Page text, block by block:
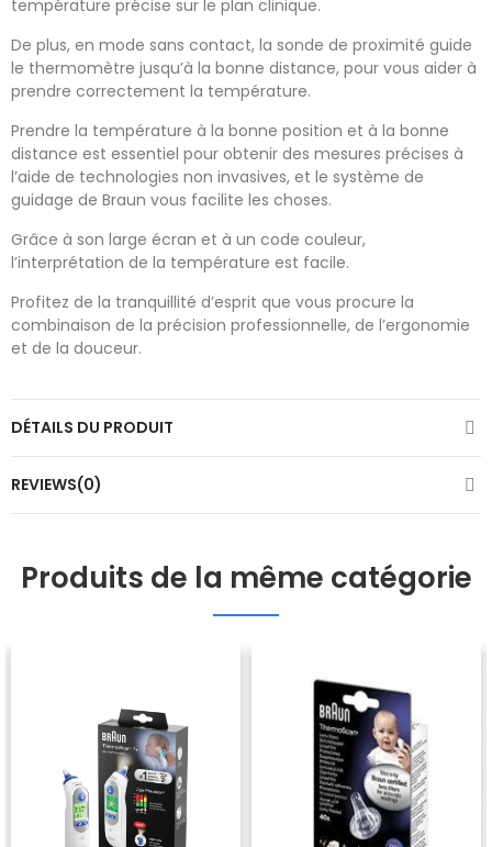
température précise sur le plan clinique.
De plus, en mode sans contact, la sonde de proximité guide
le thermomètre jusqu’à la bonne distance, pour vous aider à
prendre correctement la température.
Prendre la température à la bonne position et à la bonne
distance est essentiel pour obtenir des mesures précises à
l’aide de technologies non invasives, et le système de
guidage de Braun vous facilite les choses.
Grâce à son large écran et à un code couleur,
l’interprétation de la température est facile.
Profitez de la tranquillité d’esprit que vous procure la
combinaison de la précision professionnelle, de l’ergonomie
et de la douceur.
DÉTAILS DU PRODUIT
REVIEWS(0)
Produits de la même catégorie